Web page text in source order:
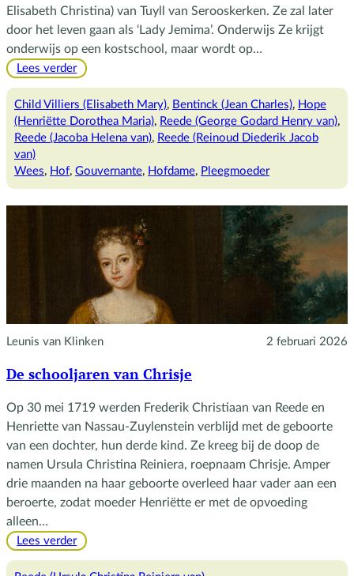
Elisabeth Christina) van Tuyll van Serooskerken. Ze zal later
door het leven gaan als ‘Lady Jemima’. Onderwijs Ze krijgt
onderwijs op een kostschool, maar wordt op…
Lees verder:
Jemima,
de
gouvernante
Child Villiers (Elisabeth Mary), Bentinck (Jean Charles), Hope
(Henriëtte Dorothea Maria), Reede (George Godard Henry van)
Reede (Jacoba Helena van), Reede (Reinoud Diederik Jacob
van)
Wees, Hof, Gouvernante, Hofdame, Pleegmoeder
Leunis van Klinken 2 februari 2026
De schooljaren van Chrisje
Op 30 mei 1719 werden Frederik Christiaan van Reede en
Henriette van Nassau-Zuylenstein verblijd met de geboorte
van een dochter, hun derde kind. Ze kreeg bij de doop de
namen Ursula Christina Reiniera, roepnaam Chrisje. Amper
drie maanden na haar geboorte overleed haar vader aan een
beroerte, zodat moeder Henriëtte er met de opvoeding
alleen…
Lees verder:
schooljaren